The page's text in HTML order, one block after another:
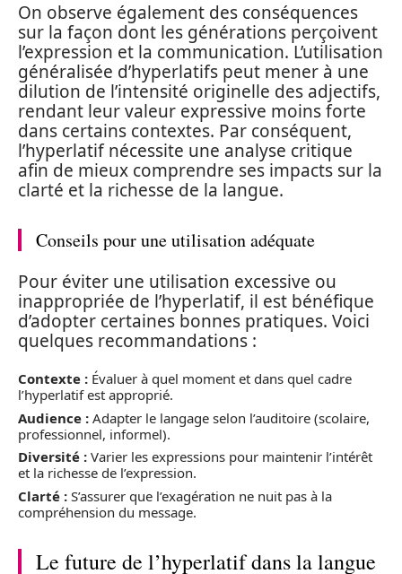
On observe également des conséquences
sur la façon dont les générations perçoivent
l’expression et la communication. L’utilisation
généralisée d’hyperlatifs peut mener à une
dilution de l’intensité originelle des adjectifs,
rendant leur valeur expressive moins forte
dans certains contextes. Par conséquent,
l’hyperlatif nécessite une analyse critique
afin de mieux comprendre ses impacts sur la
clarté et la richesse de la langue.
Conseils pour une utilisation adéquate
Pour éviter une utilisation excessive ou
inappropriée de l’hyperlatif, il est bénéfique
d’adopter certaines bonnes pratiques. Voici
quelques recommandations :
Contexte : Évaluer à quel moment et dans quel cadre
l’hyperlatif est approprié.
Audience : Adapter le langage selon l’auditoire (scolaire,
professionnel, informel).
Diversité : Varier les expressions pour maintenir l’intérêt
et la richesse de l’expression.
Clarté : S’assurer que l’exagération ne nuit pas à la
compréhension du message.
Le future de l’hyperlatif dans la langue